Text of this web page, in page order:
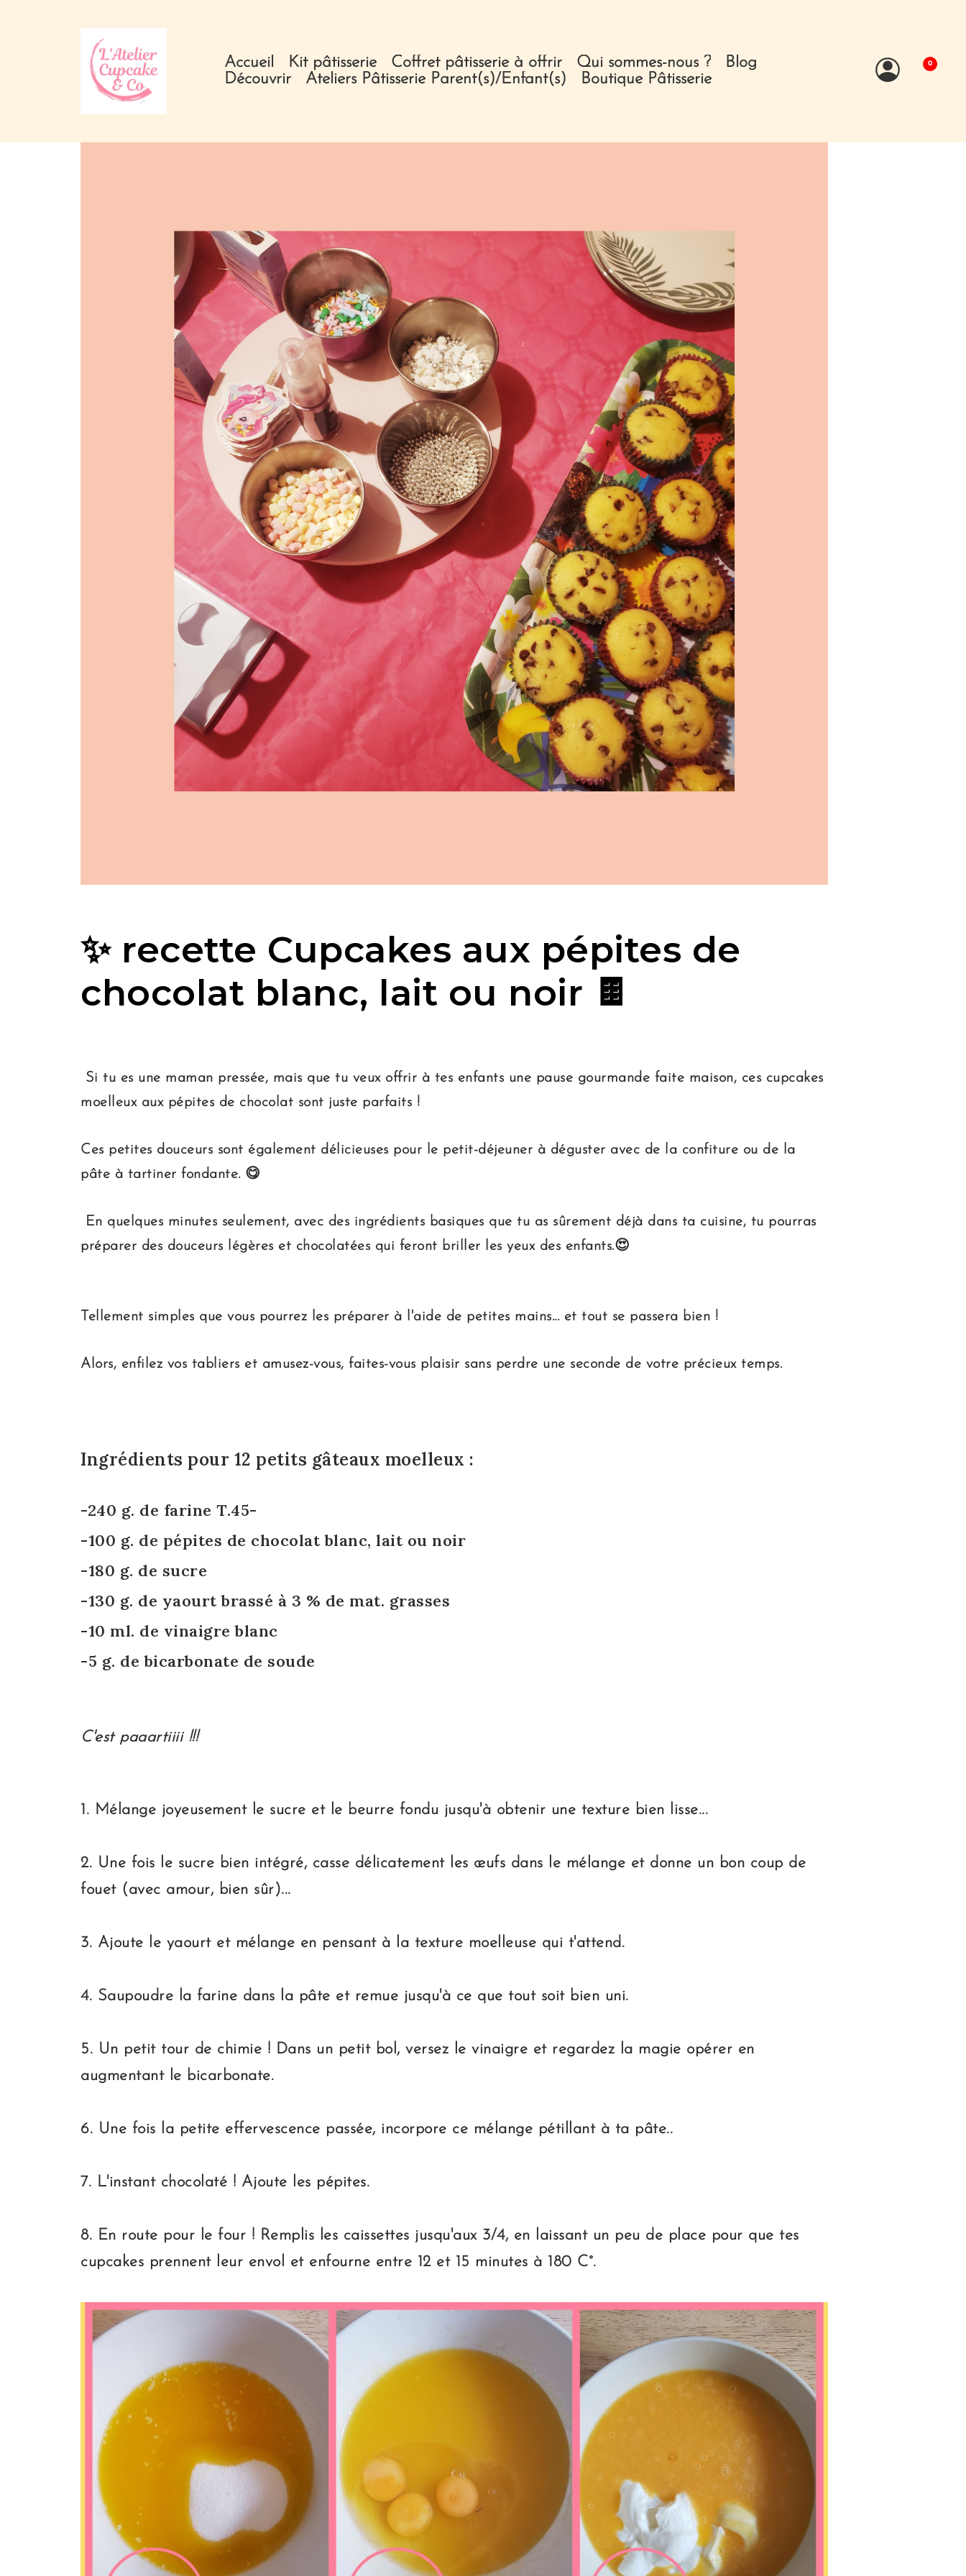
Accueil Kit pâtisserie Coffret pâtisserie à offrir Qui sommes-nous ?
Blog
Découvrir
Ateliers Pâtisserie Parent(s)/Enfant(s) Boutique Pâtisserie
0
✨ recette Cupcakes aux pépites de
chocolat blanc, lait ou noir 🍫
Si tu es une maman pressée, mais que tu veux offrir à tes enfants une pause gourmande faite maison, ces cupcakes
moelleux aux pépites de chocolat sont juste parfaits !
Ces petites douceurs sont également délicieuses pour le petit-déjeuner à déguster avec de la confiture ou de la
pâte à tartiner fondante. 😋
En quelques minutes seulement, avec des ingrédients basiques que tu as sûrement déjà dans ta cuisine, tu pourras
préparer des douceurs légères et chocolatées qui feront briller les yeux des enfants.😍
Tellement simples que vous pourrez les préparer à l'aide de petites mains... et tout se passera bien !
Alors, enfilez vos tabliers et amusez-vous, faites-vous plaisir sans perdre une seconde de votre précieux temps.
Ingrédients pour 12 petits gâteaux moelleux :
-240 g. de farine T.45-
-100 g. de pépites de chocolat blanc, lait ou noir
-180 g. de sucre
-130 g. de yaourt brassé à 3 % de mat. grasses
-10 ml. de vinaigre blanc
-5 g. de bicarbonate de soude
C'est paaartiiii !!!
1. Mélange joyeusement le sucre et le beurre fondu jusqu'à obtenir une texture bien lisse...
2. Une fois le sucre bien intégré, casse délicatement les œufs dans le mélange et donne un bon coup de
fouet (avec amour, bien sûr)...
3. Ajoute le yaourt et mélange en pensant à la texture moelleuse qui t'attend.
4. Saupoudre la farine dans la pâte et remue jusqu'à ce que tout soit bien uni.
5. Un petit tour de chimie ! Dans un petit bol, versez le vinaigre et regardez la magie opérer en
augmentant le bicarbonate.
6. Une fois la petite effervescence passée, incorpore ce mélange pétillant à ta pâte..
7. L'instant chocolaté ! Ajoute les pépites.
8. En route pour le four ! Remplis les caissettes jusqu'aux 3/4, en laissant un peu de place pour que tes
cupcakes prennent leur envol et enfourne entre 12 et 15 minutes à 180 C°.